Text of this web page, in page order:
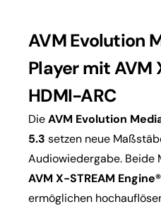
AVM Evolution
Player mit AVM
HDMI-ARC
DieAVM Evolution
5.3 setzen neue
Audiowiedergabe. Beide
AVM X-STREAM Engine®
ermöglichen